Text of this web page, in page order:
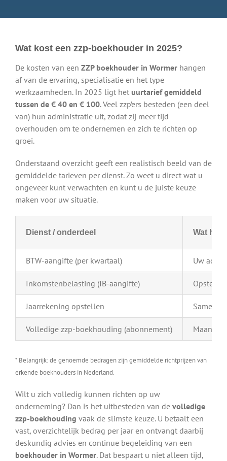
Wat kost een zzp-boekhouder in 2025?
De kosten van een ZZP boekhouder in Wormer hangen
af van de ervaring, specialisatie en het type
werkzaamheden. In 2025 ligt het uurtarief gemiddeld
tussen de € 40 en € 100. Veel zzp’ers besteden (een deel
van) hun administratie uit, zodat zij meer tijd
overhouden om te ondernemen en zich te richten op
groei.
Onderstaand overzicht geeft een realistisch beeld van de
gemiddelde tarieven per dienst. Zo weet u direct wat u
ongeveer kunt verwachten en kunt u de juiste keuze
maken voor uw situatie.
Dienst / onderdeel Wat
BTW-aangifte (per kwartaal) Uw
Inkomstenbelasting (IB-aangifte)
Jaarrekening opstellen
Volledige zzp-boekhouding (abonnement)
* Belangrijk: de genoemde bedragen zijn gemiddelde richtprijzen van
erkende boekhouders in Nederland.
Wilt u zich volledig kunnen richten op uw
onderneming? Dan is het uitbesteden van de volledige
zzp-boekhouding vaak de slimste keuze. U betaalt een
vast, overzichtelijk bedrag per jaar en ontvangt daarbij
deskundig advies en continue begeleiding van een
boekhouder in Wormer. Dat bespaart u niet alleen tijd,